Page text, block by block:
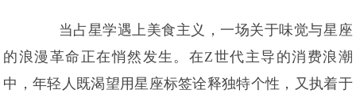
当占星学遇上美食主义，一场关于味觉与星座
的浪漫革命正在悄然发生。在Z世代主导的消费浪潮
中，年轻人既渴望用星座标签诠释独特个性，又执着于